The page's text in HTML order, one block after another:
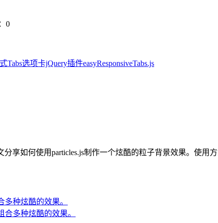
0
Tabs选项卡jQuery插件easyResponsiveTabs.js
分享如何使用particles.js制作一个炫酷的粒子背景效果。使用
种炫酷的效果。